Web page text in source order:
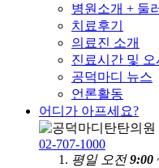
병원소개 + 둘
치료후기
의료진 소개
진료시간 및 오
공덕마디 뉴스
언론활동
어디가 아프세요?
02-707-1000
평일 오전9:00